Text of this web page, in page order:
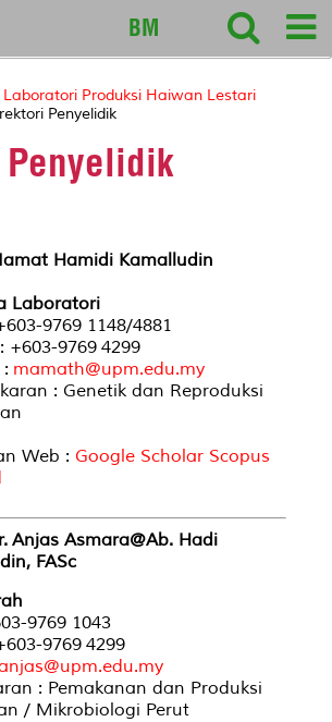
BM
Laboratori Produksi Haiwan Lestari
Penyelidik
Hamidi Kamalludin
Laboratori
9769 1148/4881
+603-9769 4299
mamath@upm.edu.my
: Genetik dan Reproduksi
Web : Google Scholar Scopus
Anjas Asmara@Ab. Hadi
FASc
9769 1043
9769 4299
: Pemakanan dan Produksi
/ Mikrobiologi Perut